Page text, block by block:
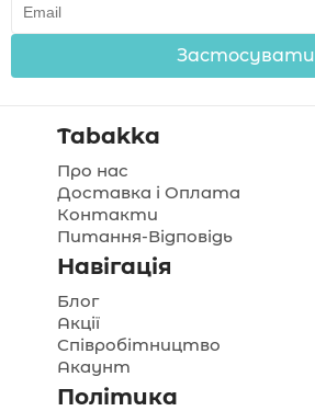
Застосувати
Tabakka
Про нас
Доставка і Оплата
Контакти
Питання-Відповідь
Навігація
Блог
Акції
Співробітництво
Акаунт
Політика